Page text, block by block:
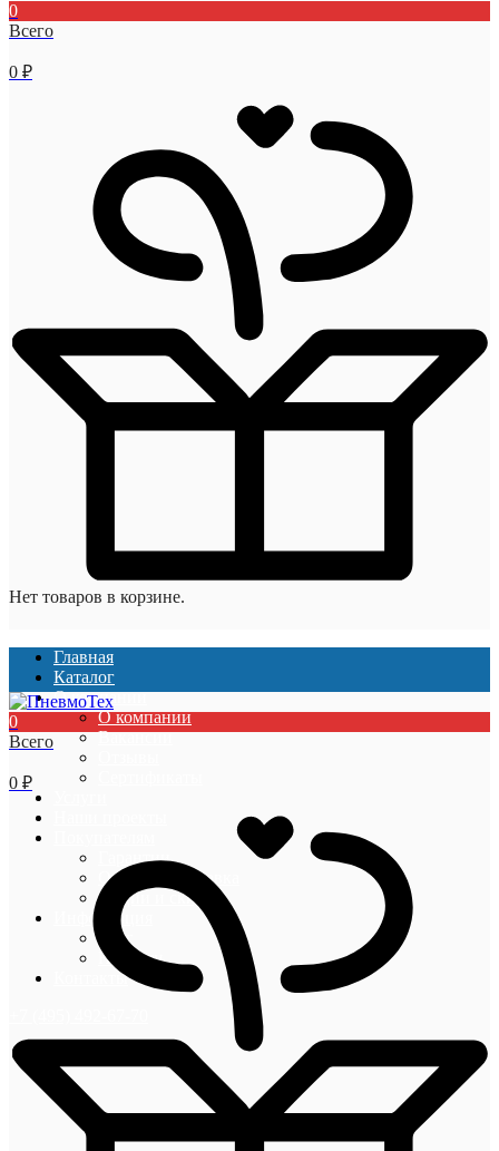
0
Всего
0 ₽
Нет товаров в корзине.
Главная
Каталог
О компании
О компании
Вакансии
Гарантии
Оплата и доставка
Акции и скидки
Информация
Блог
Новости
Контакты
0
Всего
0 ₽